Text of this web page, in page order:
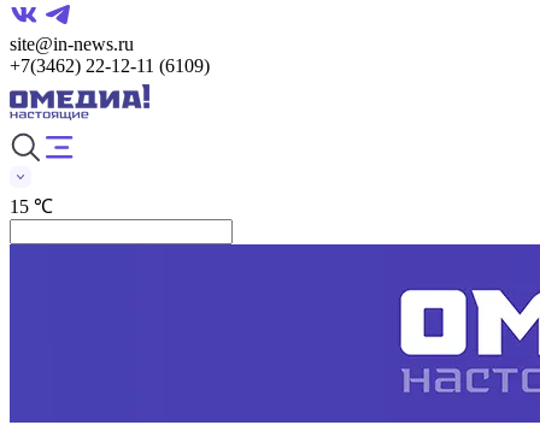
site@in-news.ru
+7(3462) 22-12-11 (6109)
15 ℃